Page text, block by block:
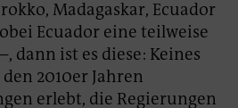
Madagaskar, Ecuador
Ecuador eine teilweise
dann ist es diese: Keines
2010er Jahren
erlebt, die Regierungen